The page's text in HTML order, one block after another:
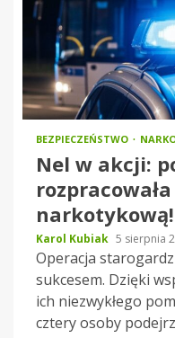
BEZPIECZEŃSTWO
Nel w akcji:
narkotykową!
Karol Kubiak 5 sierpnia
Operacja
sukcesem. Dzięki
ich niezwykłego
cztery osoby